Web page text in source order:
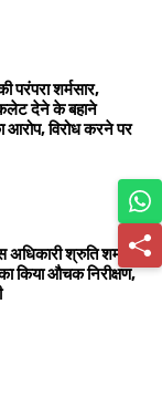
शर्मसार,
देने के बहाने
विरोध करने पर
श्रुति शर्मा ने
किया औचक निरीक्षण,